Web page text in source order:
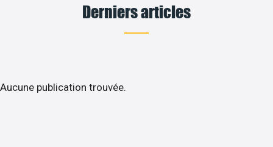
Derniers articles
Aucune publication trouvée.